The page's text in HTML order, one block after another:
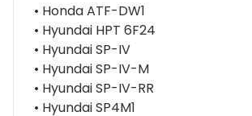
• Honda ATF-DW1
• Hyundai HPT 6F24
• Hyundai SP-IV
• Hyundai SP-IV-M
• Hyundai SP-IV-RR
• Hyundai SP4M1